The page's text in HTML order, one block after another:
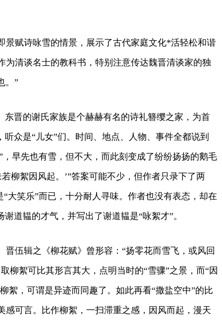
赋诗咏雪的情景，展示了古代家庭文化*活轻松和谐
清谈名士的教科书，特别注意传达魏晋清谈家的独
。”
晋的谢氏家族是个赫赫有名的诗礼簪缨之家，为首
众是“儿女”们。时间、地点、人物、事件全都说到
早先也有雪，但不大，而此刻变成了纷纷扬扬的鹅毛
柳絮因风起。’”答案可能不少，但作者只录下了两
大笑乐”而已，十分耐人寻味。作者也没有表态，却在
道韫的才气，并写出了谢道韫是“咏絮才”。
伍辑之《柳花赋》曾形容：“扬零花而雪飞，或风回
柳絮可比其形言其大，点明当时的“雪骤”之景，而“因
絮，可谓是异迹而同趣了。如此再看“撒盐空中”的比
可言。比作柳絮，一扫滞重之感，因风而起，漫天